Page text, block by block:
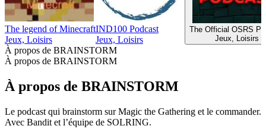
The legend of Minecraft
Jeux, Loisirs
IND100 Podcast
Jeux, Loisirs
The Official OSRS
Jeux, Loisirs
À propos de BRAINSTORM
À propos de BRAINSTORM
À propos de BRAINSTORM
Le podcast qui brainstorm sur Magic the Gathering et le commander.
Avec Bandit et l’équipe de SOLRING.